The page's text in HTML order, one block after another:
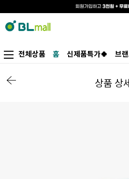
전체상품 홈 신제품특가🍀 브
상품 상세